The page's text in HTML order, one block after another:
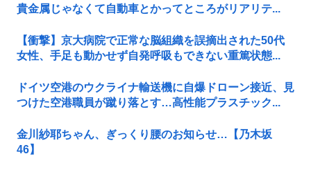
貴金属じゃなくて自動車とかってところがリアリテ...
【衝撃】京大病院で正常な脳組織を誤摘出された50代
女性、手足も動かせず自発呼吸もできない重篤状態...
ドイツ空港のウクライナ輸送機に自爆ドローン接近、見
つけた空港職員が蹴り落とす…高性能プラスチック...
金川紗耶ちゃん、ぎっくり腰のお知らせ…【乃木坂
46】